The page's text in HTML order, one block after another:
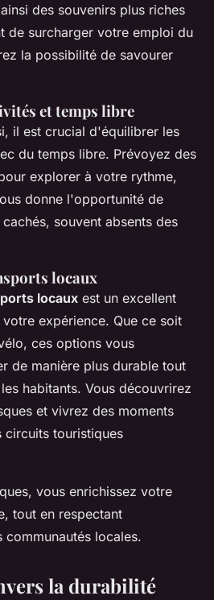
des souvenirs plus riches
de surcharger votre emploi du
la possibilité de savourer
et temps libre
il est crucial d'équilibrer les
du temps libre. Prévoyez des
explorer à votre rythme,
donne l'opportunité de
souvent absents des
locaux
locaux est un excellent
expérience. Que ce soit
ces options vous
de manière plus durable tout
habitants. Vous découvrirez
et vivrez des moments
circuits touristiques
vous enrichissez votre
tout en respectant
communautés locales.
la durabilité